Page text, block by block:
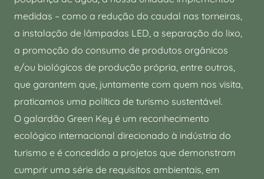
medidas – como a redução do caudal nas torneiras,
a instalação de lâmpadas LED, a separação do lixo,
a promoção do consumo de produtos orgânicos
e/ou biológicos de produção própria, entre outros,
que garantem que, juntamente com quem nos visita,
praticamos uma política de turismo sustentável.
O galardão Green Key é um reconhecimento
ecológico internacional direcionado à indústria do
turismo e é concedido a projetos que demonstram
cumprir uma série de requisitos ambientais, em